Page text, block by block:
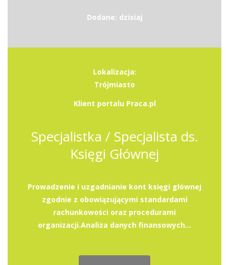
Dodane: dzisiaj
Lokalizacja:
Trójmiasto
Klient portalu Praca.pl
Specjalistka / Specjalista ds.
Księgi Głównej
Prowadzenie i uzgadnianie kont księgi głównej
zgodnie z obowiązującymi standardami
rachunkowości oraz procedurami
organizacji.Analiza danych finansowych...